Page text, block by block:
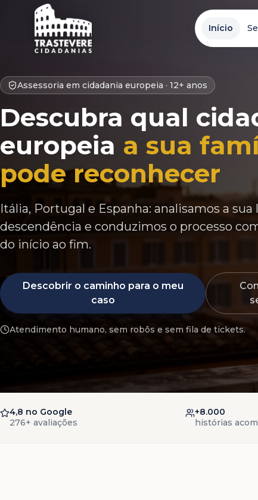
Início
Assessoria em cidadania europeia · 12+ anos
Descubra qual
europeia a sua
pode reconhecer
Itália, Portugal e Espanha: analisamos a sua
descendência e conduzimos o processo
do início ao fim.
Descobrir o caminho para o meu
caso
Atendimento humano, sem robôs e sem fila de tickets.
4,8 no Google
276+ avaliações
+8.000
histórias